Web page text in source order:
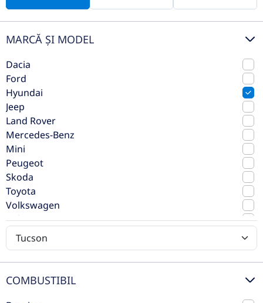
Hyundai NEW TUCSON 1.6T-GDi
150CP 2WD 7DCT Style
0 km
Fata
Benzina
Preț de listă33.880€
27.963€
MARCĂ ȘI MODEL
Dacia
Ford
Hyundai
Jeep
Land Rover
Mercedes-Benz
Mini
Peugeot
Skoda
Toyota
Volkswagen
Volvo
COMBUSTIBIL